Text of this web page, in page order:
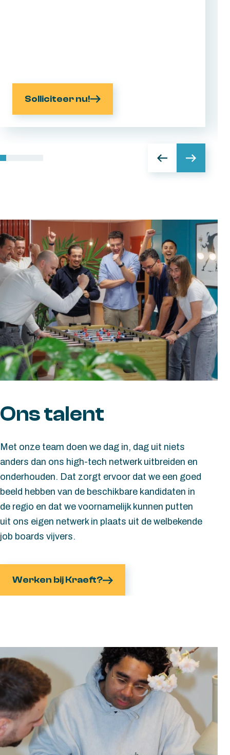
Solliciteer nu!
Vorige
Ons talent
Met onze team doen we dag in, dag uit niets
anders dan ons high-tech netwerk uitbreiden en
onderhouden. Dat zorgt ervoor dat we een goed
beeld hebben van de beschikbare kandidaten in
de regio en dat we voornamelijk kunnen putten
uit ons eigen netwerk in plaats uit de welbekende
job boards vijvers.
Werken bij Kraeft?